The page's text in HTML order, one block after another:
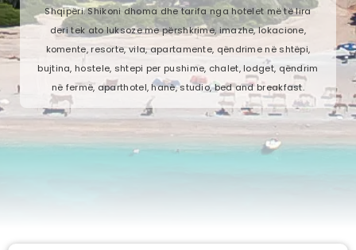
Shqipëri. Shikoni dhoma dhe tarifa nga hotelet më të lira
deri tek ato luksoze me përshkrime, imazhe, lokacione,
komente, resorte, vila, apartamente, qëndrime në shtëpi,
bujtina, hostele, shtepi per pushime, chalet, lodget, qëndrim
në fermë, aparthotel, hanë, studio, bed and breakfast.